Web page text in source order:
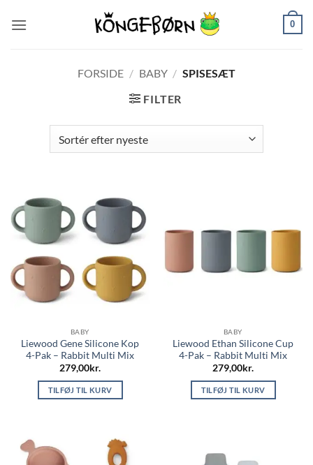
0
FORSIDE / BABY / SPISESÆT
FILTER
BABY
Liewood Gene Silicone Kop
4-Pak – Rabbit Multi Mix
279,00kr.
TILFØJ TIL KURV
BABY
Liewood Ethan Silicone Cup
4-Pak – Rabbit Multi Mix
279,00kr.
TILFØJ TIL KURV